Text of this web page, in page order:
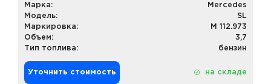
Марка:
Mercedes
Модель:
SL
Маркировка:
M 112.973
Объем:
3,7
Тип топлива:
бензин
Уточнить стоимость на складе